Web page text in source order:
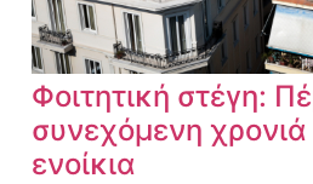
Φοιτητική στέγη:
συνεχόμενη
ενοίκια